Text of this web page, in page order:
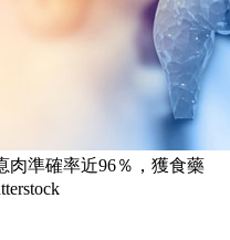
肉準確率近96％，獲食藥